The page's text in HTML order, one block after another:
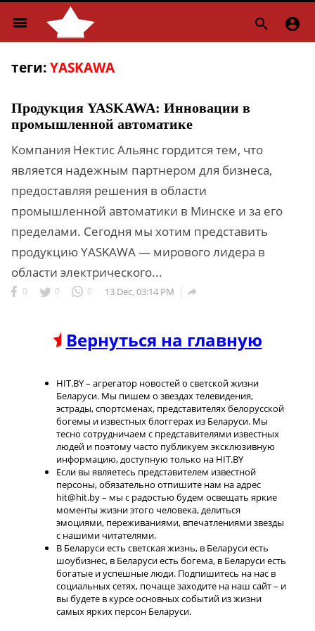
menu  
теги: YASKAWA
Продукция YASKAWA: Инновации в
промышленной автоматике
Компания Нектис Альянс гордится тем, что
является надежным партнером для бизнеса,
предоставляя решения в области
промышленной автоматики в Минске и за его
пределами. Сегодня мы хотим представить
продукцию YASKAWA — мирового лидера в
области электрического...
0 0 0 13 Dec, 03:14 PM 
Вернуться на главную
HIT.BY – агрегатор новостей о светской жизни
Беларуси. Мы пишем о звездах телевидения,
эстрады, спортсменах, представителях белорусской
богемы и известных блоггерах из Беларуси. Мы
тесно сотрудничаем с представителями известных
людей и поэтому часто публикуем эксклюзивную
информацию, доступную только на HIT.BY
Если вы являетесь представителем известной
персоны, обязательно отпишите нам на адрес
hit@hit.by – мы с радостью будем освещать яркие
моменты жизни этого человека, делиться
эмоциями, переживаниями, впечатлениями звезды
с нашими читателями.
В Беларуси есть светская жизнь, в Беларуси есть
шоубизнес, в Беларуси есть богема, в Беларуси есть
богатые и успешные люди. Подпишитесь на нас в
социальных сетях, почаще заходите на наш сайт – и
вы будете в курсе основных событий из жизни
самых ярких персон Беларуси.